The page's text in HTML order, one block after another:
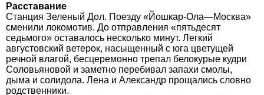
Расставание
Станция Зеленый Дол. Поезду «Йошкар-Ола—Москва»
сменили локомотив. До отправления «пятьдесят
седьмого» оставалось несколько минут. Легкий
августовский ветерок, насыщенный с юга цветущей
речной влагой, бесцеремонно трепал белокурые кудри
Соловьяновой и заметно перебивал запахи смолы,
дыма и солидола. Лена и Александр прощались словно
родственники.